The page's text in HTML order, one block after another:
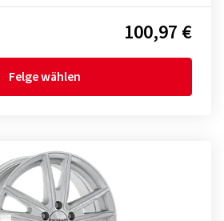
100,97 €
Felge wählen